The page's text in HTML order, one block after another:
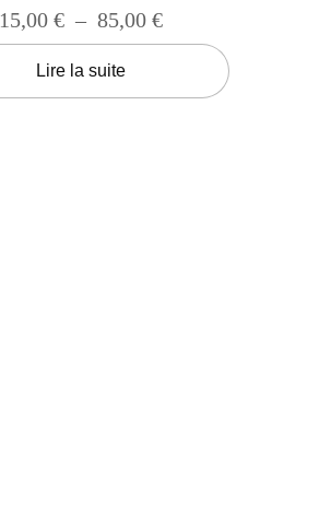
15,00 € – 85,00 €
Lire la suite